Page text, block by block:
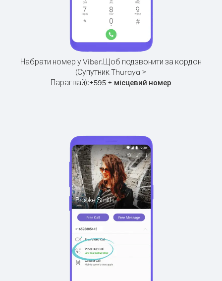
Набрати номер у Viber.Щоб подзвонити за кордон
(Супутник Thuraya >
Парагвай):+595 + місцевий номер